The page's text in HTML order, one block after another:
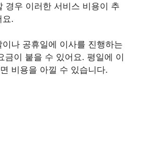
경우 이러한 서비스 비용이 추
요.
이나 공휴일에 이사를 진행하는
금이 붙을 수 있어요. 평일에 이
비용을 아낄 수 있습니다.